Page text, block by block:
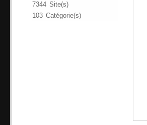
7344 Site(s)
103 Catégorie(s)